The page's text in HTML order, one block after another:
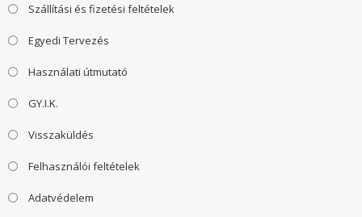
Szállítási és fizetési feltételek
Egyedi Tervezés
Használati útmutató
GY.I.K.
Visszaküldés
Felhasználói feltételek
Adatvédelem